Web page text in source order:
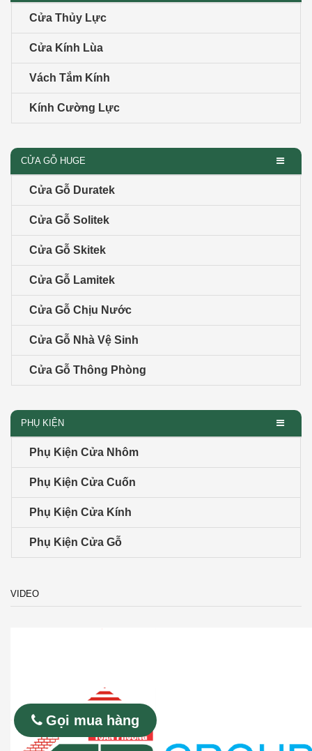
Cửa Thủy Lực
Cửa Kính Lùa
Vách Tắm Kính
Kính Cường Lực
CỬA GỖ HUGE
Cửa Gỗ Duratek
Cửa Gỗ Solitek
Cửa Gỗ Skitek
Cửa Gỗ Lamitek
Cửa Gỗ Chịu Nước
Cửa Gỗ Nhà Vệ Sinh
Cửa Gỗ Thông Phòng
PHỤ KIỆN
Phụ Kiện Cửa Nhôm
Phụ Kiện Cửa Cuốn
Phụ Kiện Cửa Kính
Phụ Kiện Cửa Gỗ
VIDEO
Gọi mua hàng